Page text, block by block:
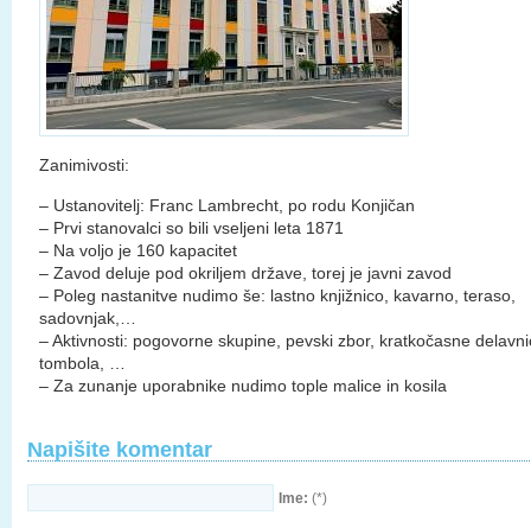
Zanimivosti:
– Ustanovitelj: Franc Lambrecht, po rodu Konjičan
– Prvi stanovalci so bili vseljeni leta 1871
– Na voljo je 160 kapacitet
– Zavod deluje pod okriljem države, torej je javni zavod
– Poleg nastanitve nudimo še: lastno knjižnico, kavarno, teraso,
sadovnjak,…
– Aktivnosti: pogovorne skupine, pevski zbor, kratkočasne
tombola, …
– Za zunanje uporabnike nudimo tople malice in kosila
Napišite komentar
Ime: (*)